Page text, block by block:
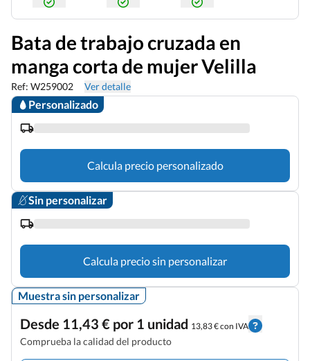
Bata de trabajo cruzada en
manga corta de mujer Velilla
Ref: W259002 Ver detalle
Personalizado
Calcula precio personalizado
Sin personalizar
Calcula precio sin personalizar
Muestra sin personalizar
Desde 11,43 € por 1 unidad 13,83 € con IVA
Comprueba la calidad del producto